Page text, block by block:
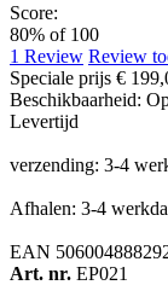
Score:
80% of 100
1 Review Review
Speciale prijs €
Beschikbaarheid:
Levertijd
verzending: 3-4
Afhalen: 3-4
EAN
Art. nr. EP021